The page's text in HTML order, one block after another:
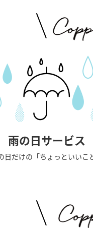
雨の日サービス
日だけの「ちょっといいこ